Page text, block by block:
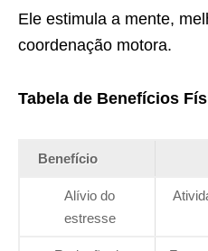
Ele estimula a mente,
coordenação motora.
Tabela de Benefícios
Benefício
Alívio do
estresse